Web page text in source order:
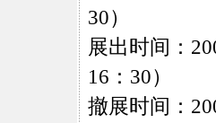
30）
展出时间：
16：30）
撤展时间：